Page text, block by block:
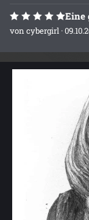
Eine
voncybergirl ·